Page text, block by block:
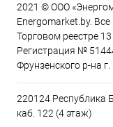
2021 © ООО
Energomarket.by.
Торговом реестре
Регистрация №
Фрунзенского р-на г.
220124 Республика
каб. 122 (4 этаж)